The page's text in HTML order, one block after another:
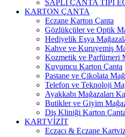
SAPLI ÇANTA TİPİ
KARTON ÇANTA
Eczane Karton Çanta
Gözlükçüler ve Optik
Hediyelik Eşya
Kahve ve Kuruyemiş
Kozmetik ve Parfümeri
Kuyumcu Karton Çanta
Pastane ve Çikolata
Telefon ve Teknoloji
Ayakkabı Mağazaları
Butikler ve Giyim
Diş Kliniği Karton Çanta
KARTVİZİT
Eczacı & Eczane